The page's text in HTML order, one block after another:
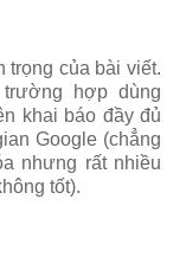
trọng của bài viết.
hợp dùng
khai báo đầy đủ
Google (chẳng
nhưng rất nhiều
tốt).